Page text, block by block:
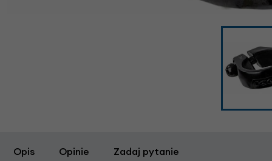
Opis Opinie Zadaj pytanie